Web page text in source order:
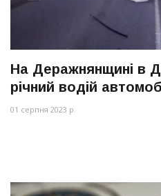
На Деражнянщині в
річний водій
01 серпня 2023 р.